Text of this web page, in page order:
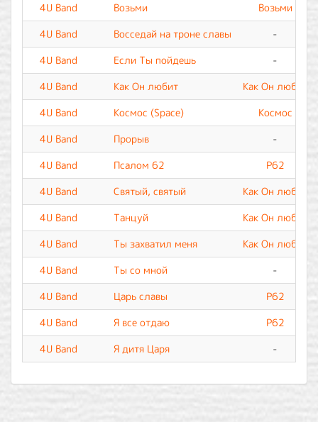
4U Band
Возьми
Возьми
4U Band
Восседай на троне славы
-
4U Band
Если Ты пойдешь
-
4U Band
Как Он любит
Как Он любит
4U Band
Космос (Space)
Космос
4U Band
Прорыв
-
4U Band
Псалом 62
P62
4U Band
Святый, святый
Как Он любит
4U Band
Танцуй
Как Он любит
4U Band
Ты захватил меня
Как Он любит
4U Band
Ты со мной
-
4U Band
Царь славы
P62
4U Band
Я все отдаю
P62
4U Band
Я дитя Царя -